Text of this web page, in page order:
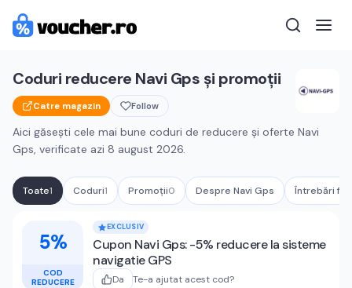
Coduri reducere Navi Gps și promoții
Catre magazin Follow
Aici găsești cele mai bune coduri de reducere și oferte Navi
Gps, verificate azi 8 august 2026.
Toate1 Coduri1 Promoții0 Despre Navi Gps Întrebări
Cupoane active
5%
COD
REDUCERE
EXCLUSIV
Cupon Navi Gps: -5% reducere la sisteme
navigatie GPS
Da Te-a ajutat acest cod?